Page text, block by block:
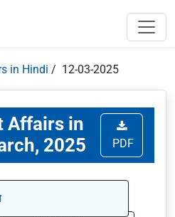
in Hindi / 12-03-2025
Affairs in
2025
PDF